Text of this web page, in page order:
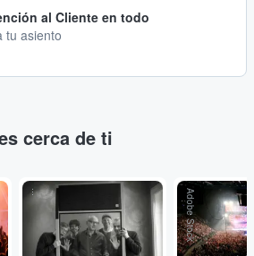
al Cliente en todo
tu asiento
cerca de ti
... Adobe Stock